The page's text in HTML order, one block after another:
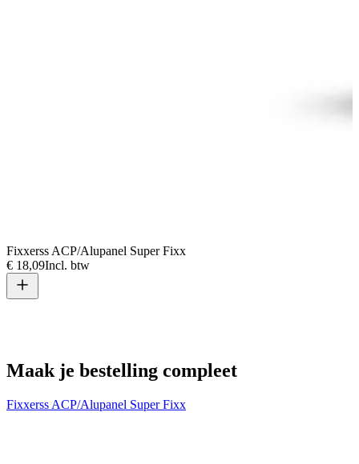
Fixxerss ACP/Alupanel Super Fixx
€ 18,09Incl. btw
Maak je bestelling compleet
Fixxerss ACP/Alupanel Super Fixx